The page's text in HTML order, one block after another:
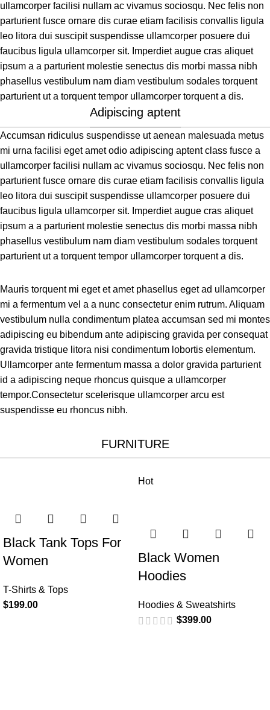
ullamcorper facilisi nullam ac vivamus sociosqu. Nec felis non
parturient fusce ornare dis curae etiam facilisis convallis ligula
leo litora dui suscipit suspendisse ullamcorper posuere dui
faucibus ligula ullamcorper sit. Imperdiet augue cras aliquet
ipsum a a parturient molestie senectus dis morbi massa nibh
phasellus vestibulum nam diam vestibulum sodales torquent
parturient ut a torquent tempor ullamcorper torquent a dis.
Adipiscing aptent
Accumsan ridiculus suspendisse ut aenean malesuada metus
mi urna facilisi eget amet odio adipiscing aptent class fusce a
ullamcorper facilisi nullam ac vivamus sociosqu. Nec felis non
parturient fusce ornare dis curae etiam facilisis convallis ligula
leo litora dui suscipit suspendisse ullamcorper posuere dui
faucibus ligula ullamcorper sit. Imperdiet augue cras aliquet
ipsum a a parturient molestie senectus dis morbi massa nibh
phasellus vestibulum nam diam vestibulum sodales torquent
parturient ut a torquent tempor ullamcorper torquent a dis.
Mauris torquent mi eget et amet phasellus eget ad ullamcorper
mi a fermentum vel a a nunc consectetur enim rutrum. Aliquam
vestibulum nulla condimentum platea accumsan sed mi montes
adipiscing eu bibendum ante adipiscing gravida per consequat
gravida tristique litora nisi condimentum lobortis elementum.
Ullamcorper ante fermentum massa a dolor gravida parturient
id a adipiscing neque rhoncus quisque a ullamcorper
tempor.Consectetur scelerisque ullamcorper arcu est
suspendisse eu rhoncus nibh.
FURNITURE
Black Tank Tops For
Women
T-Shirts & Tops
$199.00
Hot
Black Women
Hoodies
Hoodies & Sweatshirts
$399.00